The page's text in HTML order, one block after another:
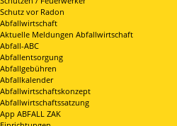
Schutz vor Radon
Abfallwirtschaft
Aktuelle Meldungen Abfallwirtschaft
Abfall-ABC
Abfallentsorgung
Abfallgebühren
Abfallkalender
Abfallwirtschaftskonzept
Abfallwirtschaftssatzung
App ABFALL ZAK